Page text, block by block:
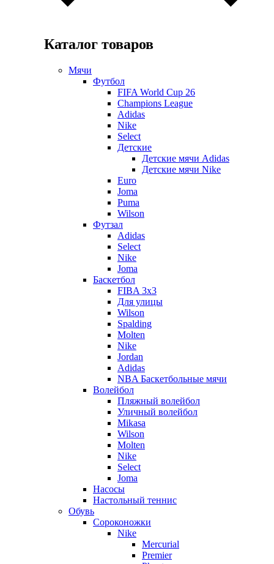
Каталог товаров
Мячи
Футбол
FIFA World Cup 26
Champions League
Adidas
Nike
Select
Детские
Детские мячи Adidas
Детские мячи Nike
Euro
Joma
Puma
Wilson
Футзал
Adidas
Select
Nike
Joma
Баскетбол
FIBA 3x3
Для улицы
Wilson
Spalding
Molten
Nike
Jordan
Adidas
NBA Баскетбольные мячи
Волейбол
Пляжный волейбол
Уличный волейбол
Mikasa
Wilson
Molten
Nike
Select
Joma
Насосы
Настольный теннис
Обувь
Сороконожки
Nike
Mercurial
Premier